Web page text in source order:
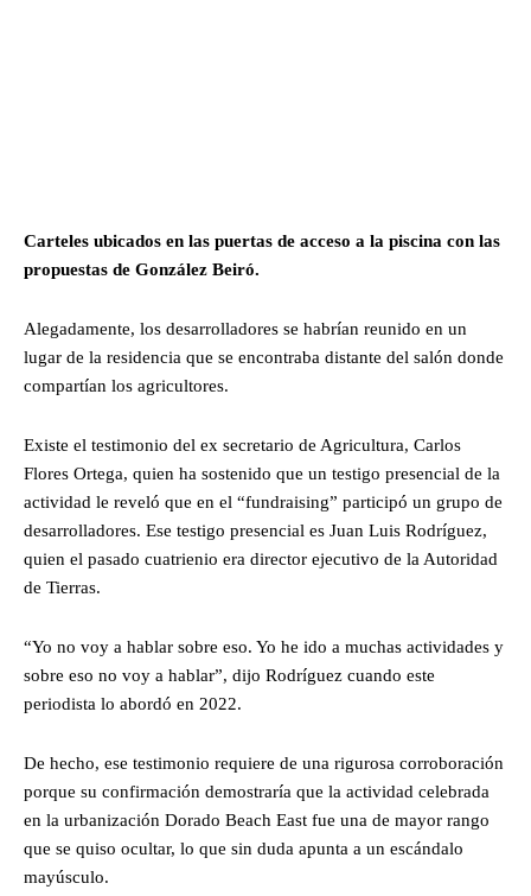
Carteles ubicados en las puertas de acceso a la piscina con las
propuestas de González Beiró.
Alegadamente, los desarrolladores se habrían reunido en un
lugar de la residencia que se encontraba distante del salón donde
compartían los agricultores.
Existe el testimonio del ex secretario de Agricultura, Carlos
Flores Ortega, quien ha sostenido que un testigo presencial de la
actividad le reveló que en el “fundraising” participó un grupo de
desarrolladores. Ese testigo presencial es Juan Luis Rodríguez,
quien el pasado cuatrienio era director ejecutivo de la Autoridad
de Tierras.
“Yo no voy a hablar sobre eso. Yo he ido a muchas actividades y
sobre eso no voy a hablar”, dijo Rodríguez cuando este
periodista lo abordó en 2022.
De hecho, ese testimonio requiere de una rigurosa corroboración
porque su confirmación demostraría que la actividad celebrada
en la urbanización Dorado Beach East fue una de mayor rango
que se quiso ocultar, lo que sin duda apunta a un escándalo
mayúsculo.